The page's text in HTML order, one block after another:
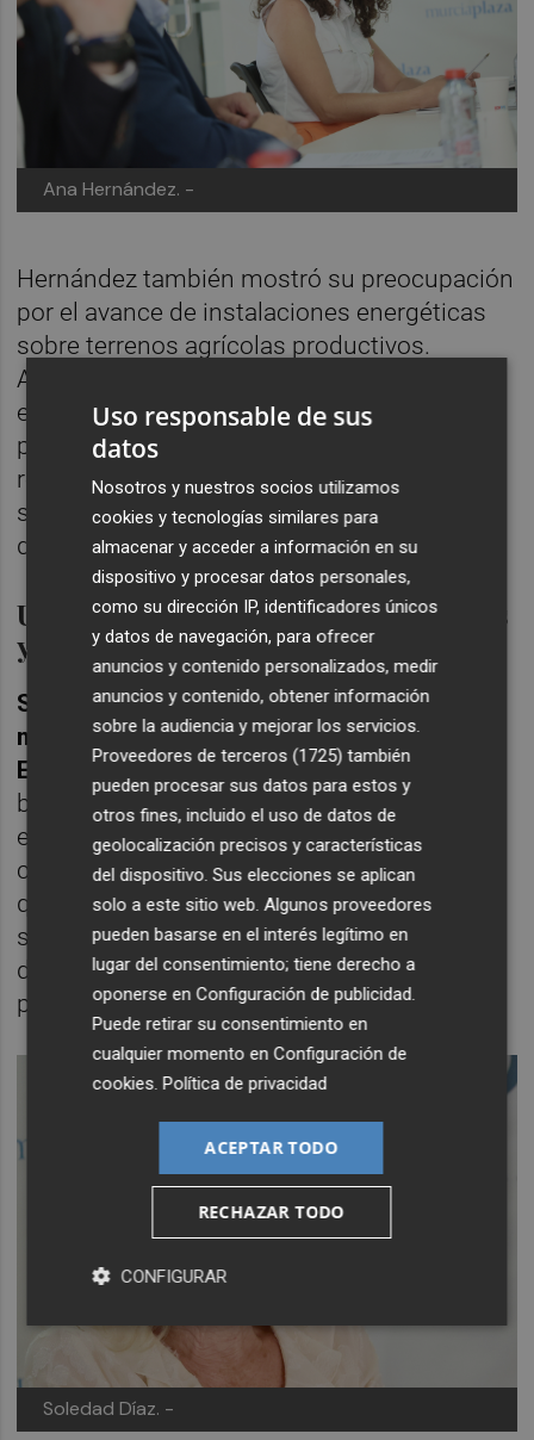
Ana Hernández. -
Hernández también mostró su preocupación
por el avance de instalaciones energéticas
sobre terrenos agrícolas productivos.
Aunque defendió el desarrollo de las
energías renovables, reclamó una
planificación que evite sacrificar suelo de
regadío. "Necesitamos seguridad hídrica y
seguridad sobre el terreno agrícola", insistió
durante el debate.
Un turismo que busca experiencias
y mayor valor añadido
Soledad Díaz, directora del Hotel Baía y
miembro de la directiva Mesa de Turismo
España , explicó que el turista actual ya no
busca únicamente sol y playa, sino
experiencias ligadas a la gastronomía, la
cultura o las tradiciones locales. "La gente
quiere ver una bodega, una alfarería o cómo
se hacen las cosas de verdad", afirmó,
destacando el cambio de hábitos que se ha
producido en los últimos años.
Soledad Díaz. -
Uso responsable de sus
datos
Nosotros y nuestros socios utilizamos
cookies y tecnologías similares para
almacenar y acceder a información en su
dispositivo y procesar datos personales,
como su dirección IP, identificadores únicos
y datos de navegación, para ofrecer
anuncios y contenido personalizados, medir
anuncios y contenido, obtener información
sobre la audiencia y mejorar los servicios.
Proveedores de terceros (1725) también
pueden procesar sus datos para estos y
otros fines, incluido el uso de datos de
geolocalización precisos y características
del dispositivo. Sus elecciones se aplican
solo a este sitio web. Algunos proveedores
pueden basarse en el interés legítimo en
lugar del consentimiento; tiene derecho a
oponerse enConfiguración de publicidad.
Puede retirar su consentimiento en
cualquier momento enConfiguración de
cookies.Política de privacidad
ACEPTAR TODO
RECHAZAR TODO
CONFIGURAR